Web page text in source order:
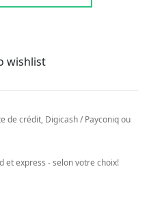
wishlist
de crédit, Digicash / Payconiq ou
et express - selon votre choix!